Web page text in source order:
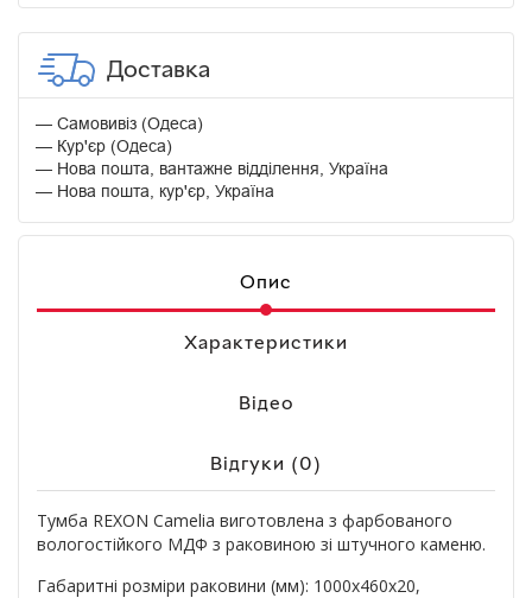
Доставка
Самовивіз (Одеса)
Кур'єр (Одеса)
Нова пошта, вантажне відділення, Україна
Нова пошта, кур'єр, Україна
Опис
Характеристики
Відео
Відгуки (0)
Тумба REXON Camelia виготовлена з фарбованого
вологостійкого МДФ з раковиною зі штучного каменю.
Габаритні розміри раковини (мм): 1000х460х20,